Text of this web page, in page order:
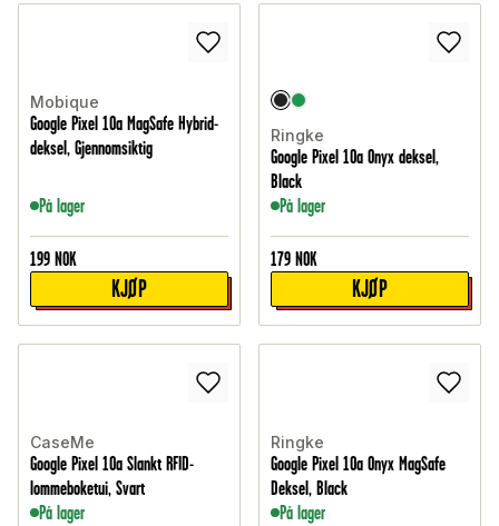
Mobique
Google Pixel 10a MagSafe Hybrid-
deksel, Gjennomsiktig
På lager
199 NOK
KJØP
Ringke
Google Pixel 10a Onyx deksel,
Black
På lager
179 NOK
KJØP
CaseMe
Google Pixel 10a Slankt RFID-
lommeboketui, Svart
På lager
Ringke
Google Pixel 10a Onyx MagSafe
Deksel, Black
På lager